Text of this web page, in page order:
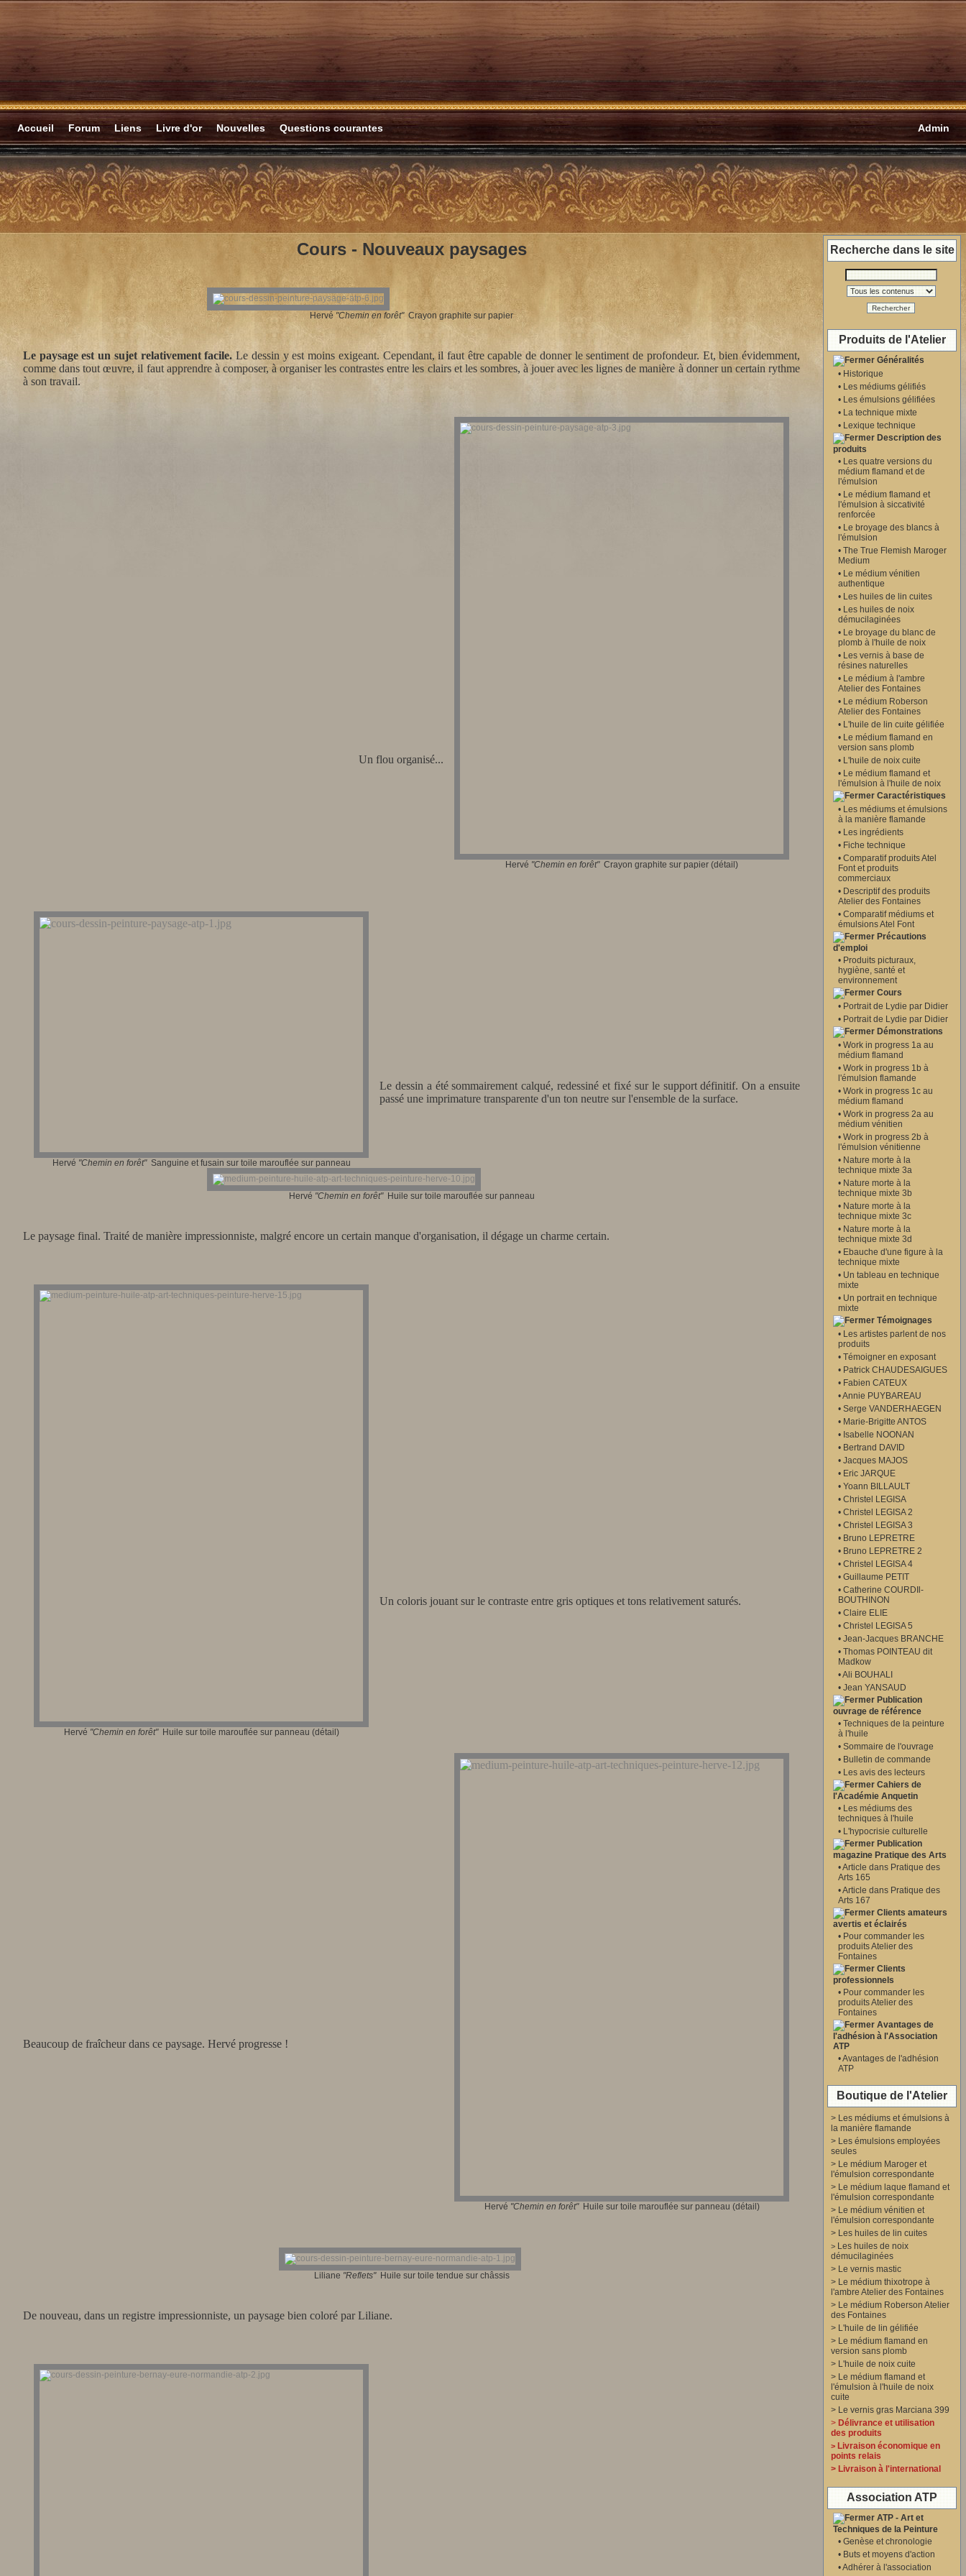
Admin
Accueil Forum Liens Livre d'or Nouvelles Questions courantes
Cours - Nouveaux paysages
Hervé "Chemin en forêt" Crayon graphite sur papier
Le paysage est un sujet relativement facile. Le dessin y est moins exigeant. Cependant, il faut être capable de donner le sentiment de profondeur. Et, bien évidemment,
comme dans tout œuvre, il faut apprendre à composer, à organiser les contrastes entre les clairs et les sombres, à jouer avec les lignes de manière à donner un certain rythme
à son travail.
Hervé "Chemin en forêt"Crayon graphite sur papier (détail)
Un flou organisé...
Hervé "Chemin en forêt"Sanguine et fusain sur toile marouflée sur panneau
Le dessin a été sommairement calqué, redessiné et fixé sur le support définitif. On a ensuite
passé une imprimature transparente d'un ton neutre sur l'ensemble de la surface.
Hervé "Chemin en forêt"Huile sur toile marouflée sur panneau
Le paysage final. Traité de manière impressionniste, malgré encore un certain manque d'organisation, il dégage un charme certain.
Hervé "Chemin en forêt"Huile sur toile marouflée sur panneau (détail)
Un coloris jouant sur le contraste entre gris optiques et tons relativement saturés.
Hervé "Chemin en forêt"Huile sur toile marouflée sur panneau (détail)
Beaucoup de fraîcheur dans ce paysage. Hervé progresse !
Liliane "Reflets"Huile sur toile tendue sur châssis
De nouveau, dans un registre impressionniste, un paysage bien coloré par Liliane.
Recherche dans le site
Rechercher
Produits de l'Atelier
Généralités
• Historique
• Les médiums gélifiés
• Les émulsions gélifiées
• La technique mixte
• Lexique technique
Description des
produits
• Les quatre versions du
médium flamand et de
l'émulsion
• Le médium flamand et
l'émulsion à siccativité
renforcée
• Le broyage des blancs à
l'émulsion
• The True Flemish Maroger
Medium
• Le médium vénitien
authentique
• Les huiles de lin cuites
• Les huiles de noix
démucilaginées
• Le broyage du blanc de
plomb à l'huile de noix
• Les vernis à base de
résines naturelles
• Le médium à l'ambre
Atelier des Fontaines
• Le médium Roberson
Atelier des Fontaines
• L'huile de lin cuite gélifiée
• Le médium flamand en
version sans plomb
• L'huile de noix cuite
• Le médium flamand et
l'émulsion à l'huile de noix
Caractéristiques
• Les médiums et émulsions
à la manière flamande
• Les ingrédients
• Fiche technique
• Comparatif produits Atel
Font et produits
commerciaux
• Descriptif des produits
Atelier des Fontaines
• Comparatif médiums et
émulsions Atel Font
Précautions
d'emploi
• Produits picturaux,
hygiène, santé et
environnement
Cours
• Portrait de Lydie par Didier
• Portrait de Lydie par Didier
Démonstrations
• Work in progress 1a au
médium flamand
• Work in progress 1b à
l'émulsion flamande
• Work in progress 1c au
médium flamand
• Work in progress 2a au
médium vénitien
• Work in progress 2b à
l'émulsion vénitienne
• Nature morte à la
technique mixte 3a
• Nature morte à la
technique mixte 3b
• Nature morte à la
technique mixte 3c
• Nature morte à la
technique mixte 3d
• Ebauche d'une figure à la
technique mixte
• Un tableau en technique
mixte
• Un portrait en technique
mixte
Témoignages
• Les artistes parlent de nos
produits
• Témoigner en exposant
• Patrick CHAUDESAIGUES
• Fabien CATEUX
•Annie PUYBAREAU
• Serge VANDERHAEGEN
• Marie-Brigitte ANTOS
• Isabelle NOONAN
• Bertrand DAVID
• Jacques MAJOS
• Eric JARQUE
• Yoann BILLAULT
• Christel LEGISA
• Christel LEGISA 2
• Christel LEGISA 3
• Bruno LEPRETRE
• Bruno LEPRETRE 2
• Christel LEGISA 4
• Guillaume PETIT
• Catherine COURDIl-
BOUTHINON
• Claire ELIE
• Christel LEGISA 5
• Jean-Jacques BRANCHE
• Thomas POINTEAU dit
Madkow
•Ali BOUHALI
• Jean YANSAUD
Publication
ouvrage de référence
• Techniques de la peinture
à l'huile
• Sommaire de l'ouvrage
• Bulletin de commande
• Les avis des lecteurs
Cahiers de
l'Académie Anquetin
• Les médiums des
techniques à l'huile
• L'hypocrisie culturelle
Publication
magazine Pratique des Arts
•Article dans Pratique des
Arts 165
•Article dans Pratique des
Arts 167
Clients amateurs
avertis et éclairés
• Pour commander les
produits Atelier des
Fontaines
Clients
professionnels
• Pour commander les
produits Atelier des
Fontaines
Avantages de
l'adhésion à l'Association
ATP
•Avantages de l'adhésion
ATP
Boutique de l'Atelier
> Les médiums et émulsions à
la manière flamande
> Les émulsions employées
seules
> Le médium Maroger et
l'émulsion correspondante
> Le médium laque flamand et
l'émulsion correspondante
> Le médium vénitien et
l'émulsion correspondante
> Les huiles de lin cuites
> Les huiles de noix
démucilaginées
> Le vernis mastic
> Le médium thixotrope à
l'ambre Atelier des Fontaines
> Le médium Roberson Atelier
des Fontaines
> L'huile de lin gélifiée
> Le médium flamand en
version sans plomb
> L'huile de noix cuite
> Le médium flamand et
l'émulsion à l'huile de noix
cuite
> Le vernis gras Marciana 399
> Délivrance et utilisation
des produits
> Livraison économique en
points relais
> Livraison à l'international
Association ATP
ATP - Art et
Techniques de la Peinture
• Genèse et chronologie
• Buts et moyens d'action
•Adhérer à l'association